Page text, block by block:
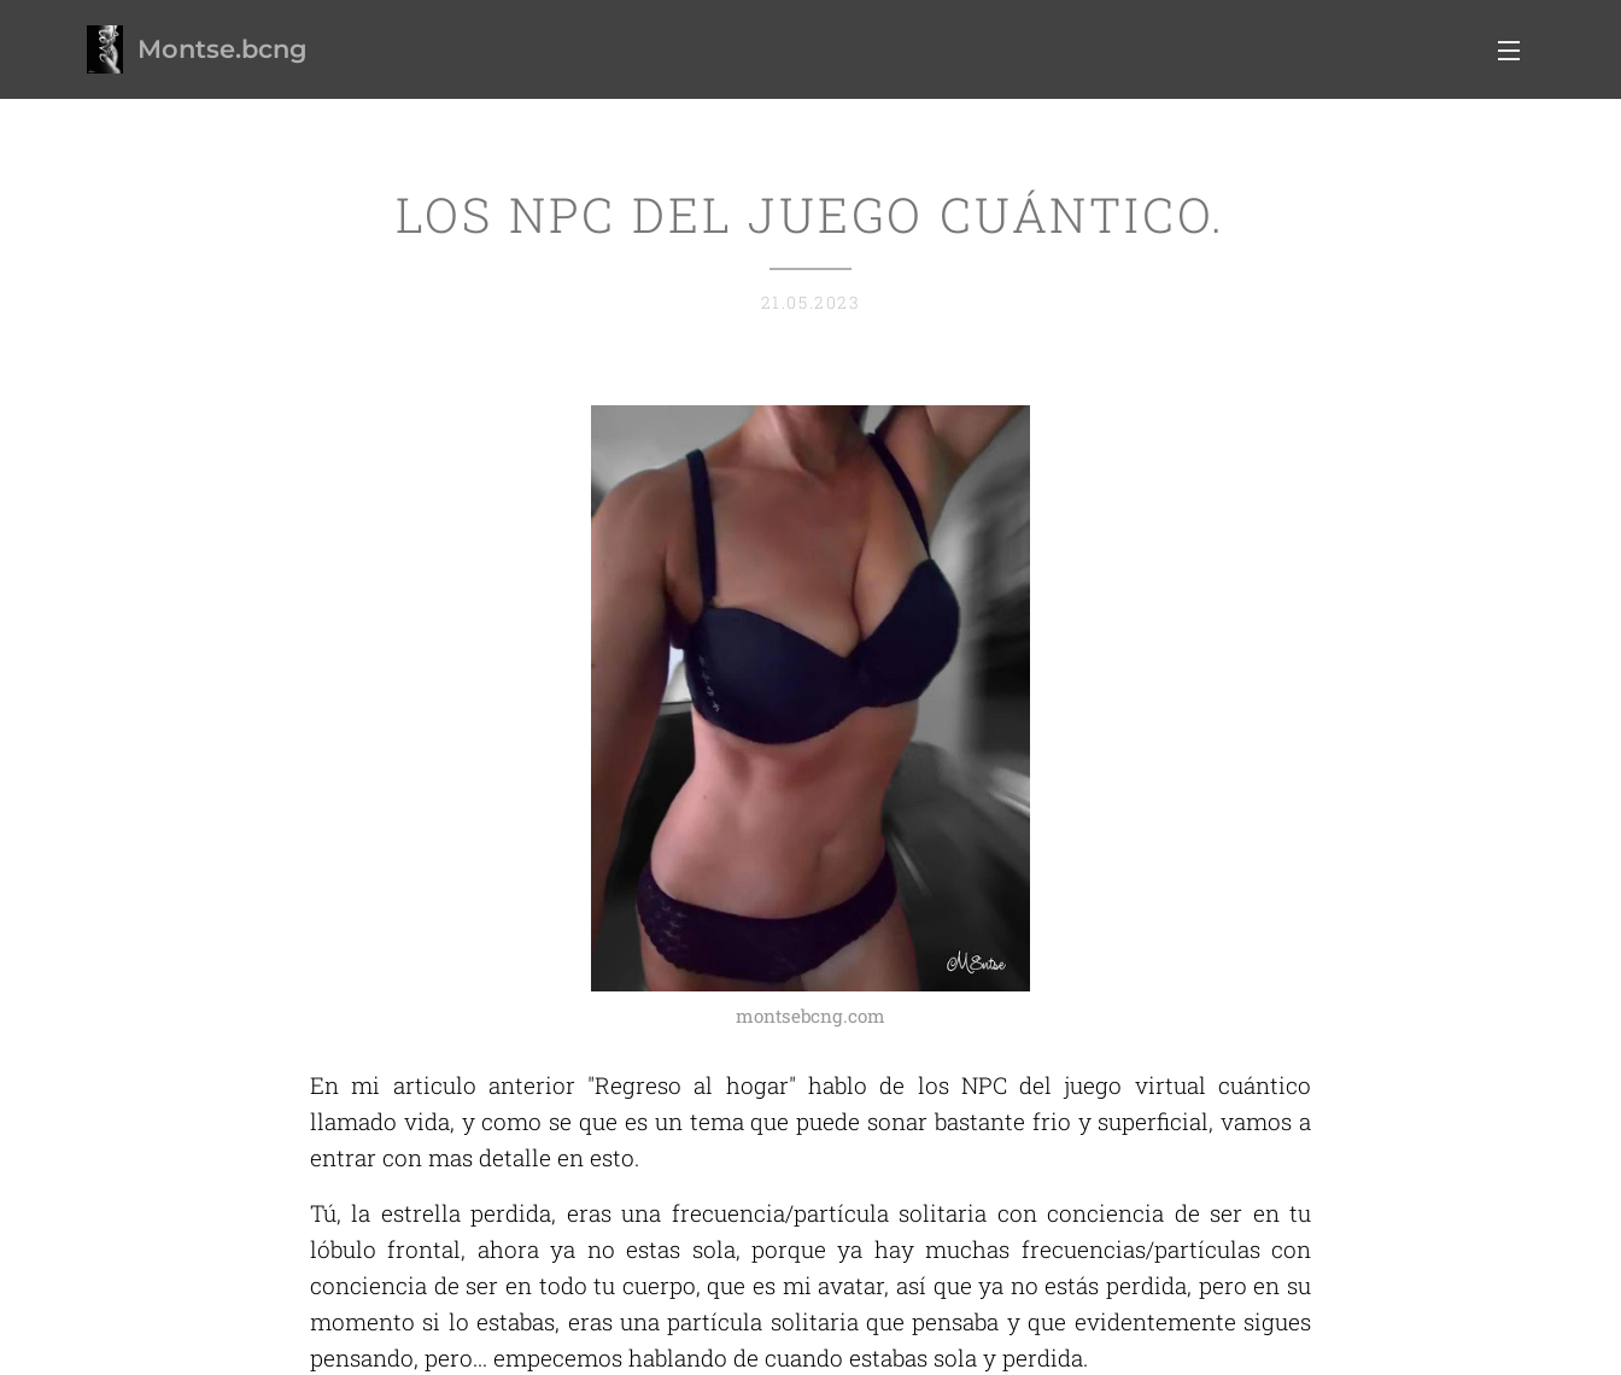
Montse.bcng
LOS NPC DEL JUEGO CUÁNTICO.
21.05.2023
montsebcng.com
En mi articulo anterior "Regreso al hogar" hablo de los NPC del juego virtual cuántico
llamado vida, y como se que es un tema que puede sonar bastante frio y superficial, vamos a
entrar con mas detalle en esto.
Tú, la estrella perdida, eras una frecuencia/partícula solitaria con conciencia de ser en tu
lóbulo frontal, ahora ya no estas sola, porque ya hay muchas frecuencias/partículas con
conciencia de ser en todo tu cuerpo, que es mi avatar, así que ya no estás perdida, pero en su
momento si lo estabas, eras una partícula solitaria que pensaba y que evidentemente sigues
pensando, pero... empecemos hablando de cuando estabas sola y perdida.